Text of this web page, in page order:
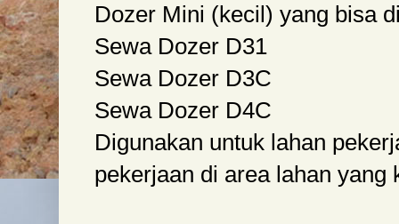
Dozer Mini (kecil) yang bisa
Sewa Dozer D31
Sewa Dozer D3C
Sewa Dozer D4C
Digunakan untuk lahan
pekerjaan di area lahan yang